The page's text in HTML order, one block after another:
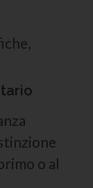
o al